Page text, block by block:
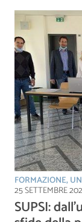
FORMAZIONE,
25 SETTEMBRE
SUPSI: